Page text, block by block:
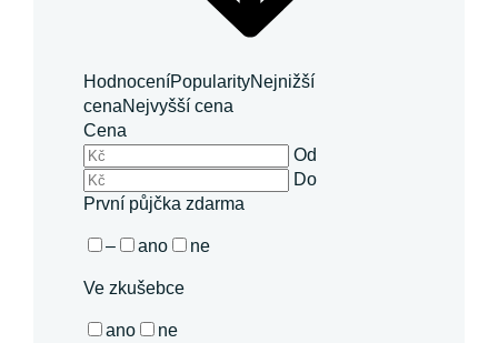
HodnoceníPopularityNejnižší
cenaNejvyšší cena
Cena
Od
Do
První půjčka zdarma
– ano ne
Ve zkušebce
ano ne